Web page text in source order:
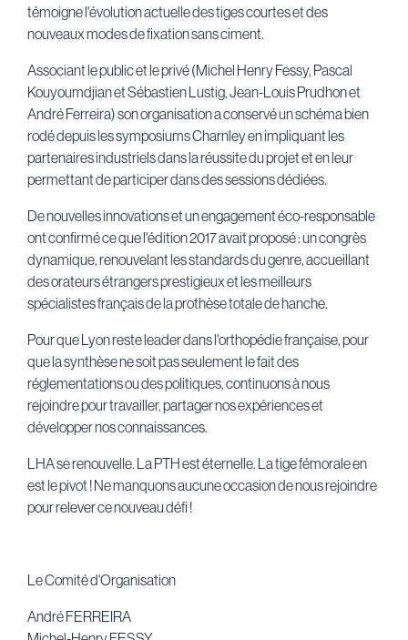
témoigne l'évolution actuelle des tiges courtes et des
nouveaux modes de fixation sans ciment.
Associant le public et le privé (Michel Henry Fessy, Pascal
Kouyoumdjian et Sébastien Lustig, Jean-Louis Prudhon et
André Ferreira) son organisation a conservé un schéma bien
rodé depuis les symposiums Charnley en impliquant les
partenaires industriels dans la réussite du projet et en leur
permettant de participer dans des sessions dédiées.
De nouvelles innovations et un engagement éco-responsable
ont confirmé ce que l'édition 2017 avait proposé : un congrès
dynamique, renouvelant les standards du genre, accueillant
des orateurs étrangers prestigieux et les meilleurs
spécialistes français de la prothèse totale de hanche.
Pour que Lyon reste leader dans l'orthopédie française, pour
que la synthèse ne soit pas seulement le fait des
réglementations ou des politiques, continuons à nous
rejoindre pour travailler, partager nos expériences et
développer nos connaissances.
LHA se renouvelle. La PTH est éternelle. La tige fémorale en
est le pivot ! Ne manquons aucune occasion de nous rejoindre
pour relever ce nouveau défi !
Le Comité d'Organisation
André FERREIRA